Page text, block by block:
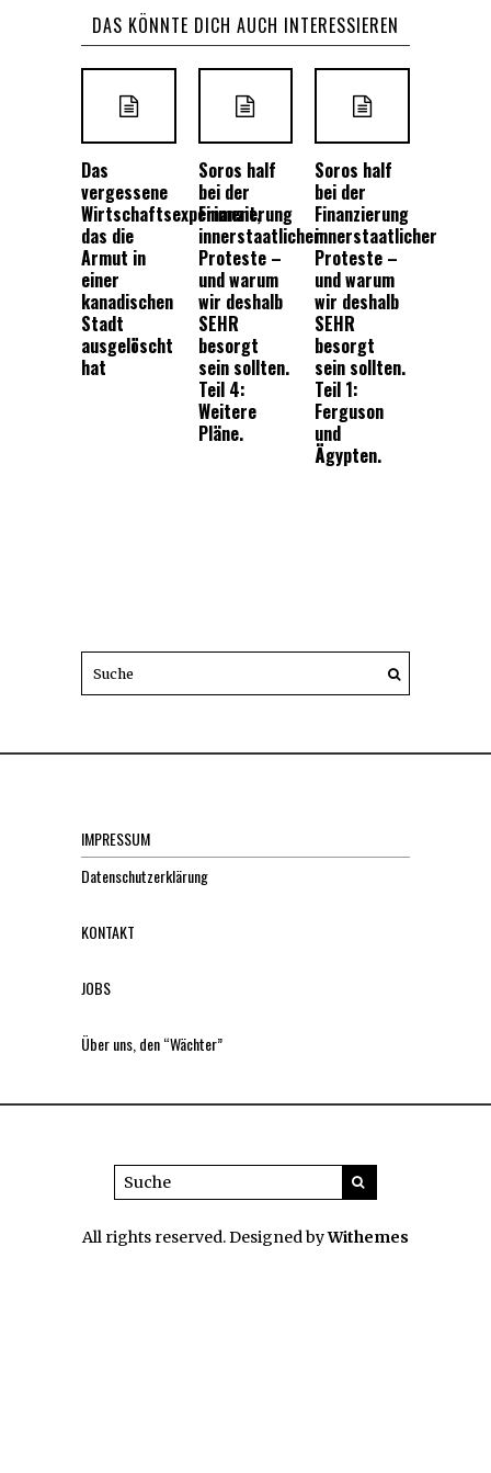
DAS KÖNNTE DICH AUCH INTERESSIEREN
Das
vergessene
Wirtschaftsexperiment,
das die
Armut in
einer
kanadischen
Stadt
ausgelöscht
hat
Soros half
bei der
Finanzierung
innerstaatlicher
Proteste –
und warum
wir deshalb
SEHR
besorgt
sein sollten.
Teil 4:
Weitere
Pläne.
Soros half
bei der
Finanzierung
innerstaatlicher
Proteste –
und warum
wir deshalb
SEHR
besorgt
sein sollten.
Teil 1:
Ferguson
und
Ägypten.
IMPRESSUM
Datenschutzerklärung
KONTAKT
JOBS
Über uns, den “Wächter”
All rights reserved. Designed byWithemes